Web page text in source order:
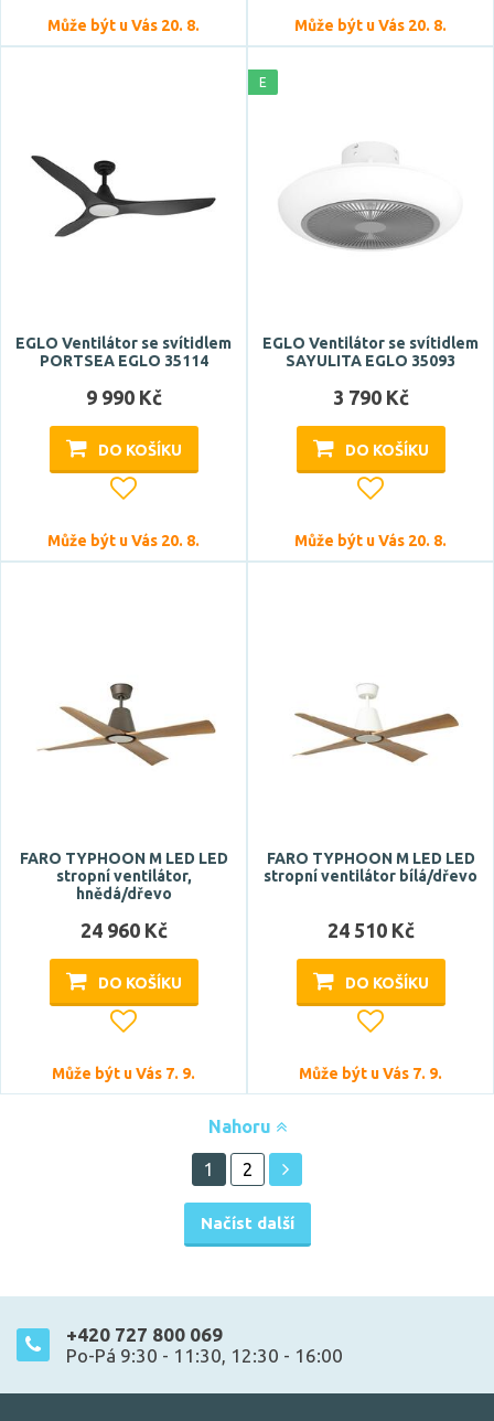
Může být u Vás 20. 8. Může být u Vás 20. 8.
EGLO Ventilátor se svítidlem
PORTSEA EGLO 35114
9 990 Kč
DO KOŠÍKU
Může být u Vás 20. 8.
E
EGLO Ventilátor se svítidlem
SAYULITA EGLO 35093
3 790 Kč
DO KOŠÍKU
Může být u Vás 20. 8.
FARO TYPHOON M LED LED
stropní ventilátor,
hnědá/dřevo
24 960 Kč
DO KOŠÍKU
Může být u Vás 7. 9.
FARO TYPHOON M LED LED
stropní ventilátor bílá/dřevo
24 510 Kč
DO KOŠÍKU
Může být u Vás 7. 9.
Nahoru
Načíst další
1 2
+420 727 800 069
Po-Pá 9:30 - 11:30, 12:30 - 16:00